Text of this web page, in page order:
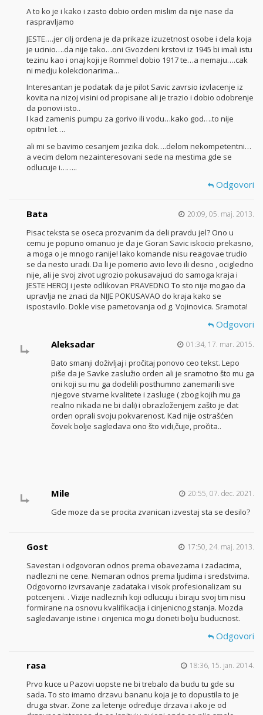
A to ko je i kako i zasto dobio orden mislim da nije nase da
raspravljamo
JESTE….jer cilj ordena je da prikaze izuzetnost osobe i dela koja
je ucinio….da nije tako…oni Gvozdeni krstovi iz 1945 bi imali istu
tezinu kao i onaj koji je Rommel dobio 1917 te…a nemaju….cak
ni medju kolekcionarima…
Interesantan je podatak da je pilot Savic zavrsio izvlacenje iz
kovita na nizoj visini od propisane ali je trazio i dobio odobrenje
da ponovi isto..
I kad zamenis pumpu za gorivo ili vodu…kako god….to nije
opitni let….
ali mi se bavimo cesanjem jezika dok….delom nekompetentni…
a vecim delom nezainteresovani sede na mestima gde se
odlucuje i……..
Odgovori
Bata 20:09, 05. maj. 2013.
Pisac teksta se oseca prozvanim da deli pravdu jel? Ono u
cemu je popuno omanuo je da je Goran Savic iskocio prekasno,
a moga o je mnogo ranije! Iako komande nisu reagovae trudio
se da nesto uradi. Da li je pomerio avio levo ili desno , ocigledno
nije, ali je svoj zivot ugrozio pokusavajuci do samoga kraja i
JESTE HEROJ i jeste odlikovan PRAVEDNO To sto nije mogao da
upravlja ne znaci da NIJE POKUSAVAO do kraja kako se
ispostavilo. Dokle vise pametovanja od g. Vojinovica. Sramota!
Odgovori
Aleksadar
01:34, 17. mar. 2015.
Bato smanji doživljaj i pročitaj ponovo ceo tekst. Lepo
piše da je Savke zaslužio orden ali je sramotno što mu ga
oni koji su mu ga dodelili posthumno zanemarili sve
njegove stvarne kvalitete i zasluge ( zbog kojih mu ga
realno nikada ne bi dali) i obrazloženjem zašto je dat
orden oprali svoju pokvarenost. Kad nije ostrašćen
čovek bolje sagledava ono što vidi,čuje, pročita..
Mile 20:55, 07. dec. 2021.
Gde moze da se procita zvanican izvestaj sta se desilo?
Gost 17:50, 24. maj. 2013.
Savestan i odgovoran odnos prema obavezama i zadacima,
nadlezni ne cene. Nemaran odnos prema ljudima i sredstvima.
Odgovorno izvrsavanje zadataka i visok profesionalizam su
potcenjeni. . Vizije nadleznih koji odlucuju i biraju svoj tim nisu
formirane na osnovu kvalifikacija i cinjenicnog stanja. Mozda
sagledavanje istine i cinjenica mogu doneti bolju buducnost.
Odgovori
rasa 18:36, 15. jan. 2014.
Prvo kuce u Pazovi uopste ne bi trebalo da budu tu gde su
sada. To sto imamo drzavu bananu koja je to dopustila to je
druga stvar. Zone za letenje određuje drzava i ako je od